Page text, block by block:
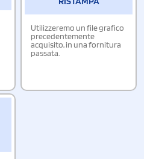
Utilizzeremo un file grafico
precedentemente
acquisito, in una fornitura
passata.